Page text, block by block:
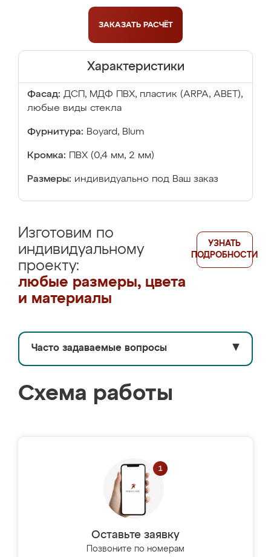
ЗАКАЗАТЬ РАСЧЁТ
Характеристики
Фасад: ДСП, МДФ ПВХ, пластик (ARPA, ABET),
любые виды стекла
Фурнитура: Boyard, Blum
Кромка: ПВХ (0,4 мм, 2 мм)
Размеры: индивидуально под Ваш заказ
Изготовим по
индивидуальному
проекту:
любые размеры, цвета
и материалы
УЗНАТЬ
ПОДРОБНОСТИ
Часто задаваемые вопросы ▼
Схема работы
Оставьте заявку
Позвоните по номерам